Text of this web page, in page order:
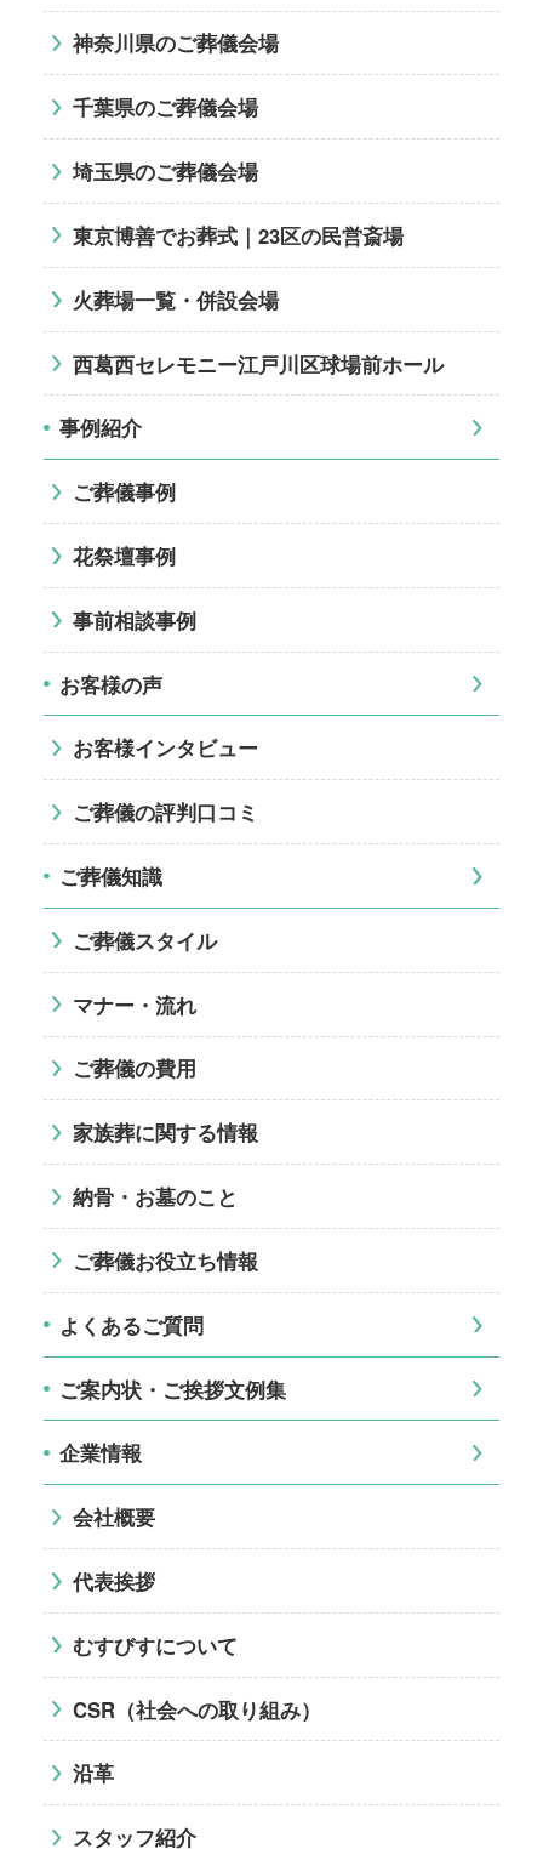
神奈川県のご葬儀会場
千葉県のご葬儀会場
埼玉県のご葬儀会場
東京博善でお葬式｜23区の民営斎場
火葬場一覧・併設会場
西葛西セレモニー江戸川区球場前ホール
事例紹介
ご葬儀事例
花祭壇事例
事前相談事例
お客様の声
お客様インタビュー
ご葬儀の評判口コミ
ご葬儀知識
ご葬儀スタイル
マナー・流れ
ご葬儀の費用
家族葬に関する情報
納骨・お墓のこと
ご葬儀お役立ち情報
よくあるご質問
ご案内状・ご挨拶文例集
企業情報
会社概要
代表挨拶
むすびすについて
CSR（社会への取り組み）
沿革
スタッフ紹介